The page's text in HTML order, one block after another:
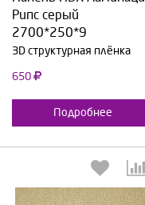
Рипс серый
2700*250*9
3D структурная плёнка
650
Подробнее
Продолжить
Отмена